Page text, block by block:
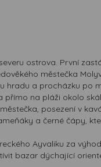
ostrova. První
městečka
hradu a procházku po
přímo na pláži okolo
posezení v
a černé čápy,
Ayvaliku za
bazar dýchající